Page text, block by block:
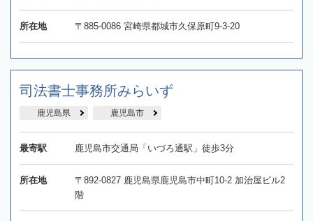
所在地 〒885-0086 宮崎県都城市久保原町9-3-20
司法書士事務所みらいず
鹿児島県 鹿児島市
最寄駅 鹿児島市交通局「いづろ通駅」徒歩3分
所在地
〒892-0827 鹿児島県鹿児島市中町10-2 加治屋ビル2
階